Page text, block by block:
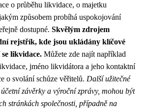
o průběhu likvidace, o majetku
způsobem probíhá uspokojování
dostupné. Skvělým zdrojem
rejstřík, kde jsou ukládány klíčové
likvidace. Můžete zde najít například
jméno likvidátora a jeho kontaktní
o svolání schůze věřitelů. Další užitečné
závěrky a výroční zprávy, mohou být
stránkách společnosti, případně na